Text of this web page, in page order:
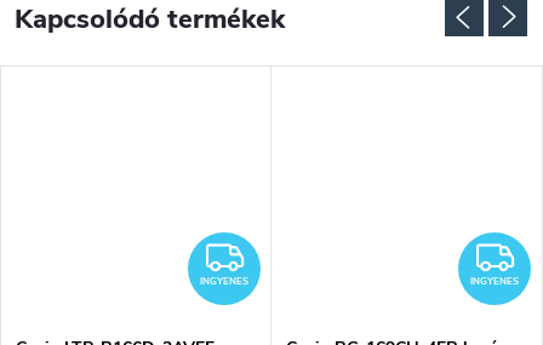
Kapcsolódó termékek
INGYENES
INGYENES INGYENES